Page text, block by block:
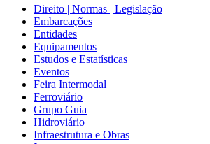
Direito | Normas | Legislação
Embarcações
Entidades
Equipamentos
Estudos e Estatísticas
Eventos
Feira Intermodal
Ferroviário
Grupo Guia
Hidroviário
Infraestrutura e Obras